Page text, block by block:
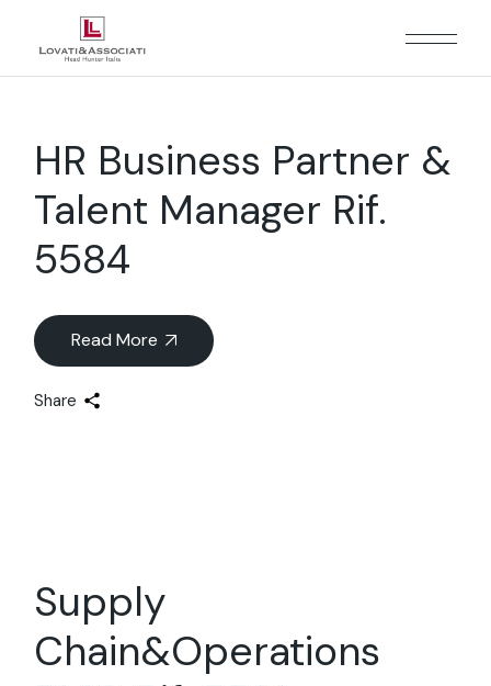
HR Business Partner &
Talent Manager Rif.
5584
Read More
Share
Supply
Chain&Operations